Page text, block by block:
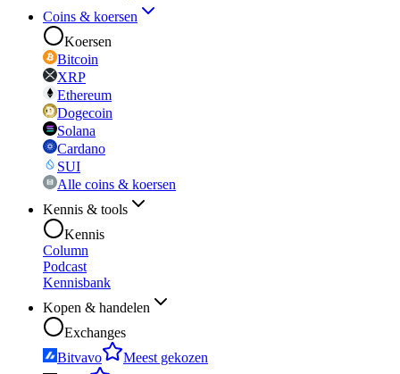
Coins & koersen
Koersen
Bitcoin
XRP
Ethereum
Dogecoin
Solana
Cardano
SUI
Alle coins & koersen
Kennis & tools
Kennis
Column
Podcast
Kennisbank
Kopen & handelen
Exchanges
Bitvavo
Meest gekozen